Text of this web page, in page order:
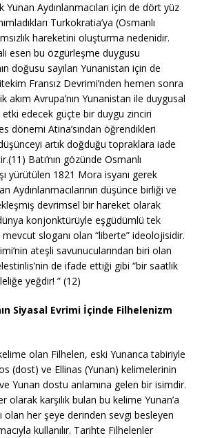
Yunan Aydınlanmacıları için de dört yüz
Turkokratia’ya (Osmanlı
hareketini oluşturma nedenidir.
esen bu özgürleşme duygusu
doğusu sayılan Yunanistan için de
Fransız Devrimi’nden hemen sonra
akım Avrupa’nın Yunanistan ile duygusal
edecek güçte bir duygu zinciri
dönemi Atina’sından öğrendikleri
artık doğduğu topraklara iade
Batı’nın gözünde Osmanlı
yürütülen 1821 Mora isyanı gerek
Aydınlanmacılarının düşünce birliği ve
devrimsel bir hareket olarak
konjonktürüyle eşgüdümlü tek
sloganı olan “liberte” ideolojisidir.
ateşli savunucularından biri olan
de ifade ettiği gibi “bir saatlik
yeğdir! ” (12)
Siyasal Evrimi İçinde Filhelenizm
olan Filhelen, eski Yunanca tabiriyle
(dost) ve Ellinas (Yunan) kelimelerinin
Yunan dostu anlamına gelen bir isimdir.
olarak karşılık bulan bu kelime Yunan’a
olan her şeye derinden sevgi besleyen
kullanılır. Tarihte Filhelenler